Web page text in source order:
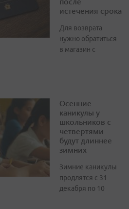
истечения срока
Для возврата
нужно обратиться
в магазин с
Осенние
каникулы у
школьников с
четвертями
будут длиннее
зимних
Зимние каникулы
продлятся с 31
декабря по 10